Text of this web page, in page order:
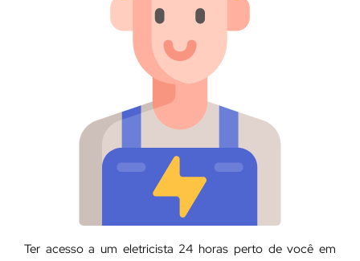
Ter acesso a um eletricista 24 horas perto de você em